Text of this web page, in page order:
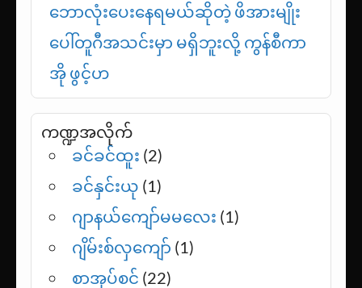
ဘောလုံးပေးနေရမယ်ဆိုတဲ့ ဖိအားမျိုး
ပေါ်တူဂီအသင်းမှာ မရှိဘူးလို့ ကွန်စီကာ
အို ဖွင့်ဟ
ကဏ္ဍအလိုက်
ခင်ခင်ထူး (2)
ခင်နှင်းယု (1)
ဂျာနယ်ကျော်မမလေး (1)
ဂျိမ်းစ်လှကျော် (1)
စာအုပ်စင် (22)